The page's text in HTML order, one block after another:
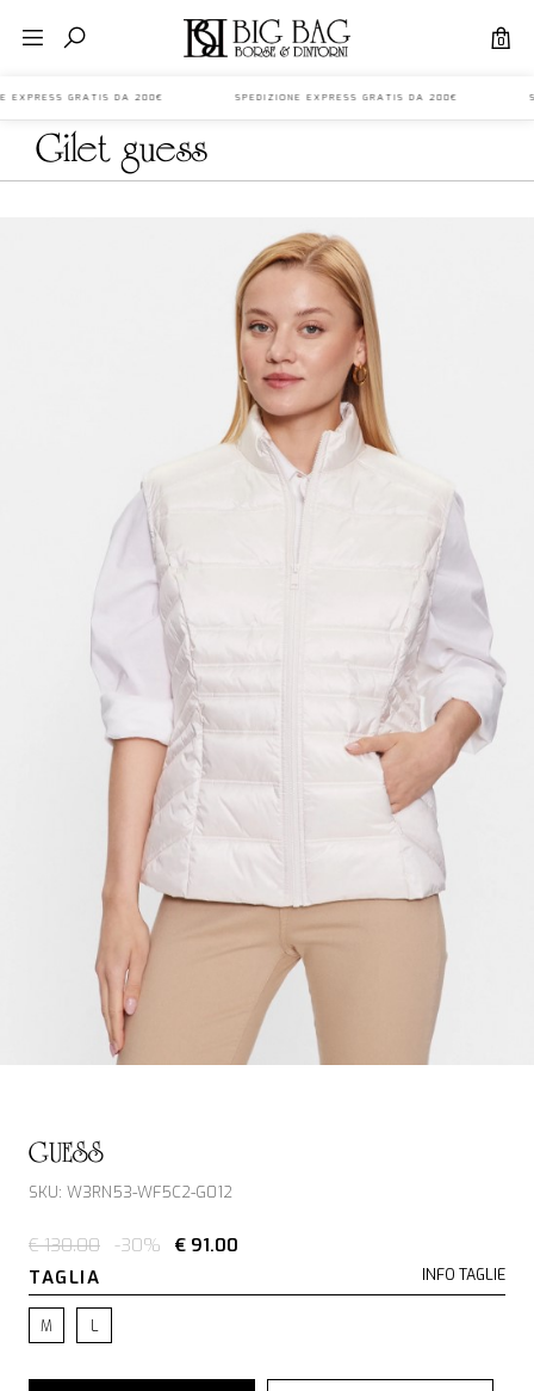
0
EXPRESS GRATIS DA 200€ SPEDIZIONE EXPRESS GRATIS DA 200€
gilet guess
GUESS
SKU: W3RN53-WF5C2-G012
€ 130.00 -30%
€ 91.00
TAGLIA
INFO TAGLIE
M L